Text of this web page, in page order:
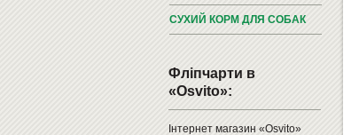
СУХИЙ КОРМ ДЛЯ СОБАК
Фліпчарти в
«Osvito»:
Інтернет магазин «Osvito»